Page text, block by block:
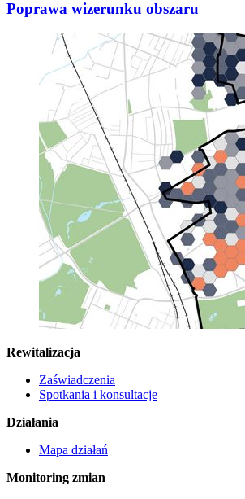
Poprawa wizerunku obszaru
Rewitalizacja
Zaświadczenia
Spotkania i konsultacje
Działania
Mapa działań
Monitoring zmian